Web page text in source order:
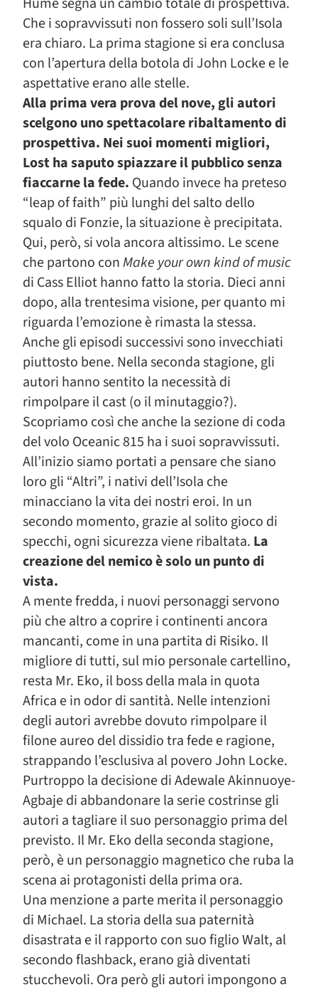
Che i sopravvissuti non fossero soli sull’Isola
era chiaro. La prima stagione si era conclusa
con l’apertura della botola di John Locke e le
aspettative erano alle stelle.
Alla prima vera prova del nove, gli autori
scelgono uno spettacolare ribaltamento di
prospettiva. Nei suoi momenti migliori,
Lost ha saputo spiazzare il pubblico senza
fiaccarne la fede. Quando invece ha preteso
“leap of faith” più lunghi del salto dello
squalo di Fonzie, la situazione è precipitata.
Qui, però, si vola ancora altissimo. Le scene
che partono conMake your own kind of music
di Cass Elliot hanno fatto la storia. Dieci anni
dopo, alla trentesima visione, per quanto mi
riguarda l’emozione è rimasta la stessa.
Anche gli episodi successivi sono invecchiati
piuttosto bene. Nella seconda stagione, gli
autori hanno sentito la necessità di
rimpolpare il cast (o il minutaggio?).
Scopriamo così che anche la sezione di coda
del volo Oceanic 815 ha i suoi sopravvissuti.
All’inizio siamo portati a pensare che siano
loro gli “Altri”, i nativi dell’Isola che
minacciano la vita dei nostri eroi. In un
secondo momento, grazie al solito gioco di
specchi, ogni sicurezza viene ribaltata. La
creazione del nemico è solo un punto di
vista.
A mente fredda, i nuovi personaggi servono
più che altro a coprire i continenti ancora
mancanti, come in una partita di Risiko. Il
migliore di tutti, sul mio personale cartellino,
resta Mr. Eko, il boss della mala in quota
Africa e in odor di santità. Nelle intenzioni
degli autori avrebbe dovuto rimpolpare il
filone aureo del dissidio tra fede e ragione,
strappando l’esclusiva al povero John Locke.
Purtroppo la decisione di Adewale Akinnuoye-
Agbaje di abbandonare la serie costrinse gli
autori a tagliare il suo personaggio prima del
previsto. Il Mr. Eko della seconda stagione,
però, è un personaggio magnetico che ruba la
scena ai protagonisti della prima ora.
Una menzione a parte merita il personaggio
di Michael. La storia della sua paternità
disastrata e il rapporto con suo figlio Walt, al
secondo flashback, erano già diventati
stucchevoli. Ora però gli autori impongono a